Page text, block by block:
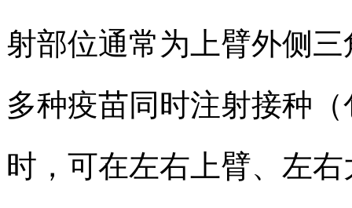
射部位通常为上臂外侧
多种疫苗同时注射接种
时，可在左右上臂、左